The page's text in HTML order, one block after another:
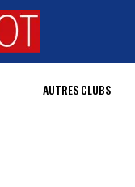
AUTRES CLUBS